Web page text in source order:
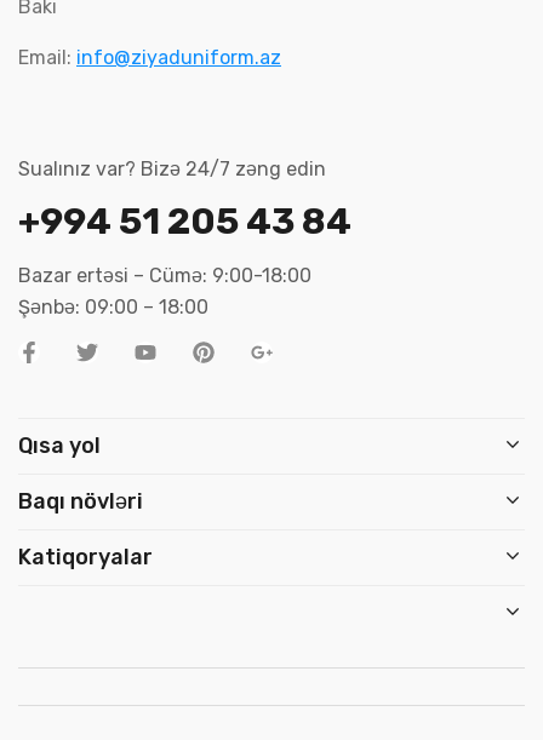
Bakı
Email: info@ziyaduniform.az
Sualınız var? Bizə 24/7 zəng edin
+994 51 205 43 84
Bazar ertəsi – Cümə: 9:00-18:00
Şənbə: 09:00 – 18:00
Qısa yol
Baqı növləri
Katiqoryalar